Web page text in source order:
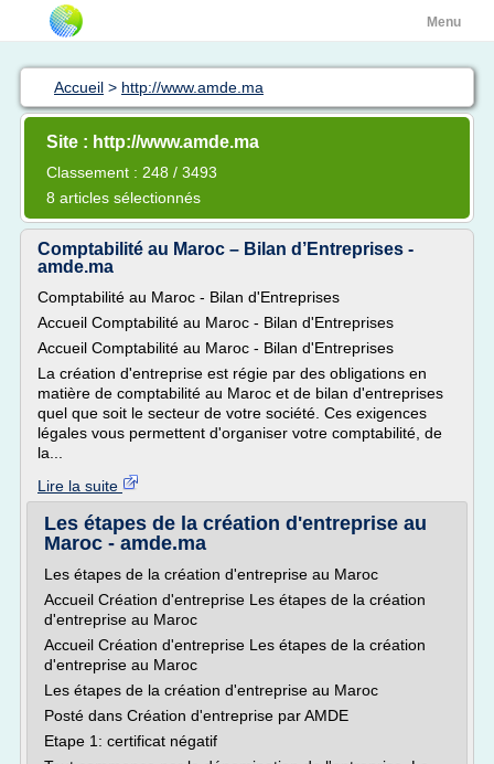
Menu
Accueil > http://www.amde.ma
Site : http://www.amde.ma
Classement : 248 / 3493
8 articles sélectionnés
Comptabilité au Maroc – Bilan d’Entreprises -
amde.ma
Comptabilité au Maroc - Bilan d'Entreprises
Accueil Comptabilité au Maroc - Bilan d'Entreprises
Accueil Comptabilité au Maroc - Bilan d'Entreprises
La création d'entreprise est régie par des obligations en
matière de comptabilité au Maroc et de bilan d'entreprises
quel que soit le secteur de votre société. Ces exigences
légales vous permettent d'organiser votre comptabilité, de
la...
Lire la suite
Les étapes de la création d'entreprise au
Maroc - amde.ma
Les étapes de la création d'entreprise au Maroc
Accueil Création d'entreprise Les étapes de la création
d'entreprise au Maroc
Accueil Création d'entreprise Les étapes de la création
d'entreprise au Maroc
Les étapes de la création d'entreprise au Maroc
Posté dans Création d'entreprise par AMDE
Etape 1: certificat négatif